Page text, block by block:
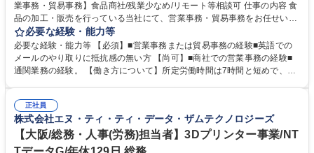
業事務・貿易事務】食品商社/残業少なめ/リモート等相談可 仕事の内容 食
品の加工・販売を行っている当社にて、営業事務・貿易事務をお任せいた
します。営業社員のサポートポジションとして、受発注から海外工場との
調整まで幅広く対応し、当社事業の根幹を支えていただきます。 ■受発注
業務、請求書発行 ■海外工場とのスケジュール調整 ■在庫管理 ■輸入書類
の確認・作成 ■配送手配 ■通関業者を通して行う輸出入業全般 ■倉庫との
ルプロデュースしているため、商品に関わる全ての業務をサポート頂きま
す。 募集職種 東京都中央区【営業事務・貿易事務】食品商社/残業少なめ/
リモート等相談可
必要な経験・能力等
必要な経験・能力等 【必須】■営業事務または貿易事務の経験■英語での
メールのやり取りに抵抗感の無い方 【尚可】■商社での営業事務の経験■
通関業務の経験。 【働き方について】所定労働時間は7時間と短めで、残
の強み】1991年の設立以来、外食産業を中心としたお客様の多様なニー
ズに沿った冷凍水産物等の生産・輸入・販売を一貫して手掛けています。
自社工場と海外拠点の強固な連携によるワンストップサービスが最大の強
みです。 学歴・資格 学歴：大学院 大学 語学力：英語 資格：
正社員
株式会社エヌ・ティ・ティ・データ・ザムテクノロジーズ
【大阪/総務・人事(労務)担当者】3Dプリンター事業/NT